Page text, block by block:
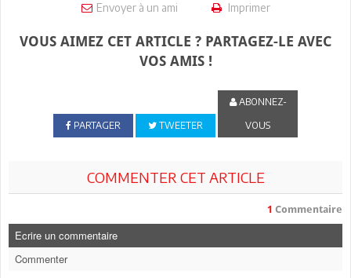
Envoyer à un ami Imprimer
VOUS AIMEZ CET ARTICLE ? PARTAGEZ-LE AVEC
VOS AMIS !
PARTAGER TWEETER
ABONNEZ-
VOUS
COMMENTER CET ARTICLE
1 Commentaire
Ecrire un commentaire
Commenter